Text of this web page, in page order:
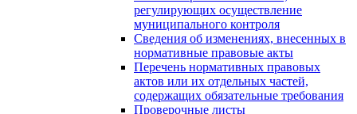
регулирующих осуществление
муниципального контроля
Сведения об изменениях, внесенных в
нормативные правовые акты
Перечень нормативных правовых
актов или их отдельных частей,
содержащих обязательные требования
Проверочные листы